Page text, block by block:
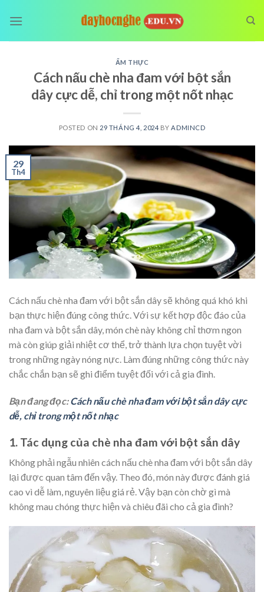
ẨM THỰC
Cách nấu chè nha đam với bột sắn
dây cực dễ, chỉ trong một nốt nhạc
POSTED ON 29 THÁNG 4, 2024 BY ADMINCD
29
Th4
Cách nấu chè nha đam với bột sắn dây sẽ không quá khó khi
bạn thực hiện đúng công thức. Với sự kết hợp độc đáo của
nha đam và bột sắn dây, món chè này không chỉ thơm ngon
mà còn giúp giải nhiệt cơ thể, trở thành lựa chọn tuyệt vời
trong những ngày nóng nực. Làm đúng những công thức này
chắc chắn bạn sẽ ghi điểm tuyệt đối với cả gia đình.
Bạn đang đọc:Cách nấu chè nha đam với bột sắn dây cực
dễ, chỉ trong một nốt nhạc
1. Tác dụng của chè nha đam với bột sắn dây
Không phải ngẫu nhiên cách nấu chè nha đam với bột sắn dây
lại được quan tâm đến vậy. Theo đó, món này được đánh giá
cao vì dễ làm, nguyên liệu giá rẻ. Vậy bạn còn chờ gì mà
không mau chóng thực hiện và chiêu đãi cho cả gia đình?